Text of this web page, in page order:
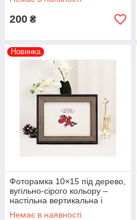
200 ₴
Новинка
Фоторамка 10×15 під дерево,
вугільно-сірого кольору –
настільна вертикальна і
горизонтальна рамка
Немає в наявності